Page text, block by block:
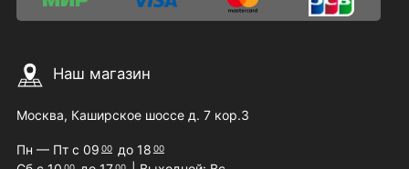
Наш магазин
Москва, Каширское шоссе д. 7 кор.3
Пн — Пт с 09 00 до 18 00